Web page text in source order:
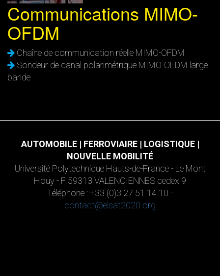
Communications MIMO-
OFDM
Chaîne de communication réelle MIMO-OFDM
Sondeur de canal polarimétrique MIMO-OFDM large
bande
AUTOMOBILE | FERROVIAIRE | LOGISTIQUE |
NOUVELLE MOBILITÉ
Université Polytechnique Hauts-de-France - Le Mont
Houy - F 59313 VALENCIENNES cedex 9
Téléphone : +33 (0)3 27 51 14 10 -
contact@elsat2020.org